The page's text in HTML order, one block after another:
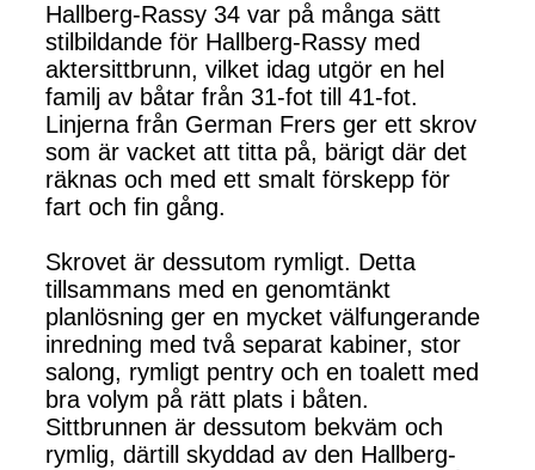
Hallberg-Rassy 34 var på många sätt
stilbildande för Hallberg-Rassy med
aktersittbrunn, vilket idag utgör en hel
familj av båtar från 31-fot till 41-fot.
Linjerna från German Frers ger ett skrov
som är vacket att titta på, bärigt där det
räknas och med ett smalt förskepp för
fart och fin gång.
Skrovet är dessutom rymligt. Detta
tillsammans med en genomtänkt
planlösning ger en mycket välfungerande
inredning med två separat kabiner, stor
salong, rymligt pentry och en toalett med
bra volym på rätt plats i båten.
Sittbrunnen är dessutom bekväm och
rymlig, därtill skyddad av den Hallberg-